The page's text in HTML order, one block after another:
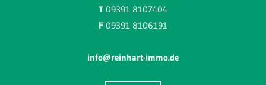
T 09391 8107404
F 09391 8106191
info@reinhart-immo.de